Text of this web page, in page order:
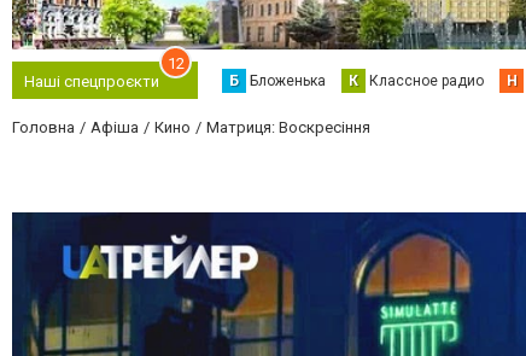
Наші спецпроєкти
12
Б Бложенька К Классное радио Н
Головна Афіша Кино Матриця: Воскресіння